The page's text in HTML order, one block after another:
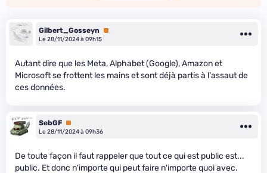
Gilbert_Gosseyn
Premium
Le 28/11/2024 à 09h15
Autant dire que les Meta, Alphabet (Google), Amazon et
Microsoft se frottent les mains et sont déjà partis à l'assaut de
ces données.
SebGF Premium
Le 28/11/2024 à 09h36
De toute façon il faut rappeler que tout ce qui est public est...
public. Et donc n'importe qui peut faire n'importe quoi avec.